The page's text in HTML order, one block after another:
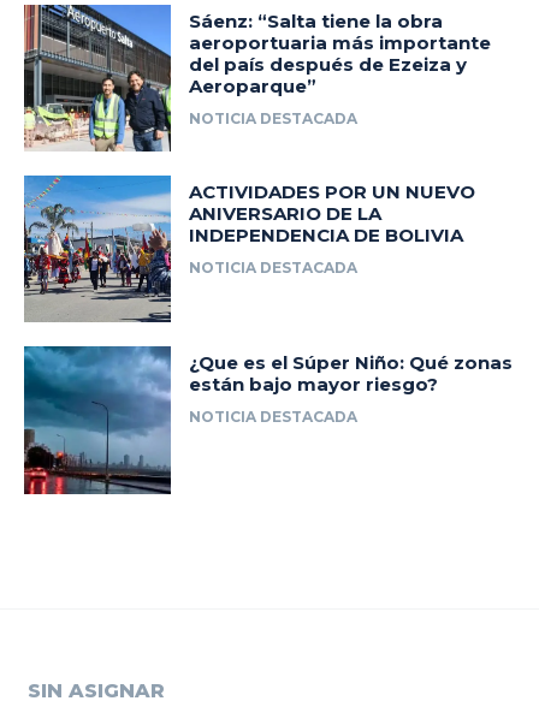
Sáenz: “Salta tiene la obra
aeroportuaria más importante
del país después de Ezeiza y
Aeroparque”
NOTICIA DESTACADA
ACTIVIDADES POR UN NUEVO
ANIVERSARIO DE LA
INDEPENDENCIA DE BOLIVIA
NOTICIA DESTACADA
¿Que es el Súper Niño: Qué zonas
están bajo mayor riesgo?
NOTICIA DESTACADA